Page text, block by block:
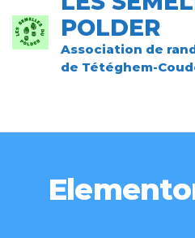
POLDER
Association de
de Tétéghem-